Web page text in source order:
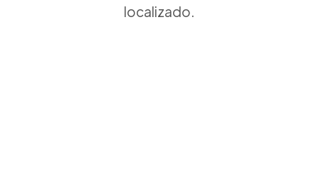
localizado.